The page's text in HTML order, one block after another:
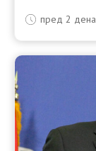
товарен воз
пред 2 дена